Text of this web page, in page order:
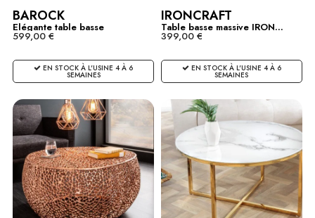
BAROCK
Elégante table basse
MODERN...
599,00 €
EN STOCK À L'USINE 4 À 6
SEMAINES
IRONCRAFT
Table basse massive IRON...
399,00 €
EN STOCK À L'USINE 4 À 6
SEMAINES